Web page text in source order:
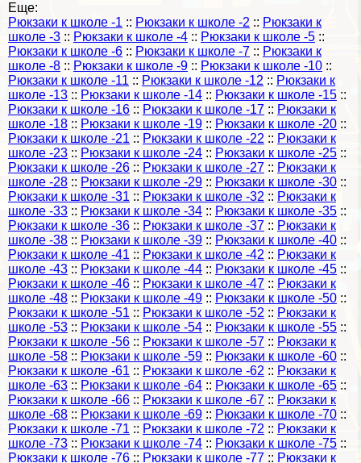
Еще:
Рюкзаки к школе -1 :: Рюкзаки к школе -2 :: Рюкзаки к
школе -3 :: Рюкзаки к школе -4 :: Рюкзаки к школе -5 ::
Рюкзаки к школе -6 :: Рюкзаки к школе -7 :: Рюкзаки к
школе -8 :: Рюкзаки к школе -9 :: Рюкзаки к школе -10 ::
Рюкзаки к школе -11 :: Рюкзаки к школе -12 :: Рюкзаки к
школе -13 :: Рюкзаки к школе -14 :: Рюкзаки к школе -15 ::
Рюкзаки к школе -16 :: Рюкзаки к школе -17 :: Рюкзаки к
школе -18 :: Рюкзаки к школе -19 :: Рюкзаки к школе -20 ::
Рюкзаки к школе -21 :: Рюкзаки к школе -22 :: Рюкзаки к
школе -23 :: Рюкзаки к школе -24 :: Рюкзаки к школе -25 ::
Рюкзаки к школе -26 :: Рюкзаки к школе -27 :: Рюкзаки к
школе -28 :: Рюкзаки к школе -29 :: Рюкзаки к школе -30 ::
Рюкзаки к школе -31 :: Рюкзаки к школе -32 :: Рюкзаки к
школе -33 :: Рюкзаки к школе -34 :: Рюкзаки к школе -35 ::
Рюкзаки к школе -36 :: Рюкзаки к школе -37 :: Рюкзаки к
школе -38 :: Рюкзаки к школе -39 :: Рюкзаки к школе -40 ::
Рюкзаки к школе -41 :: Рюкзаки к школе -42 :: Рюкзаки к
школе -43 :: Рюкзаки к школе -44 :: Рюкзаки к школе -45 ::
Рюкзаки к школе -46 :: Рюкзаки к школе -47 :: Рюкзаки к
школе -48 :: Рюкзаки к школе -49 :: Рюкзаки к школе -50 ::
Рюкзаки к школе -51 :: Рюкзаки к школе -52 :: Рюкзаки к
школе -53 :: Рюкзаки к школе -54 :: Рюкзаки к школе -55 ::
Рюкзаки к школе -56 :: Рюкзаки к школе -57 :: Рюкзаки к
школе -58 :: Рюкзаки к школе -59 :: Рюкзаки к школе -60 ::
Рюкзаки к школе -61 :: Рюкзаки к школе -62 :: Рюкзаки к
школе -63 :: Рюкзаки к школе -64 :: Рюкзаки к школе -65 ::
Рюкзаки к школе -66 :: Рюкзаки к школе -67 :: Рюкзаки к
школе -68 :: Рюкзаки к школе -69 :: Рюкзаки к школе -70 ::
Рюкзаки к школе -71 :: Рюкзаки к школе -72 :: Рюкзаки к
школе -73 :: Рюкзаки к школе -74 :: Рюкзаки к школе -75 ::
Рюкзаки к школе -76 :: Рюкзаки к школе -77 :: Рюкзаки к